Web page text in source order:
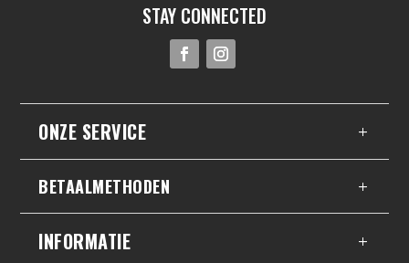
STAY CONNECTED
ONZE SERVICE
BETAALMETHODEN
INFORMATIE